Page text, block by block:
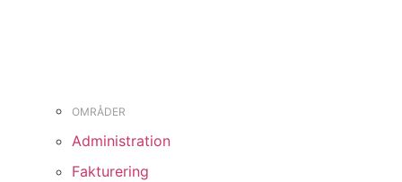
OMRÅDER
Administration
Fakturering